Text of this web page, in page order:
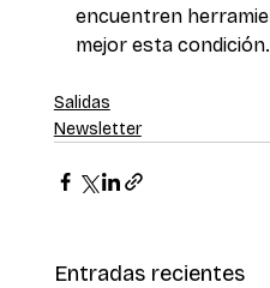
encuentren
mejor esta condición.
Salidas
Newsletter
Entradas recientes